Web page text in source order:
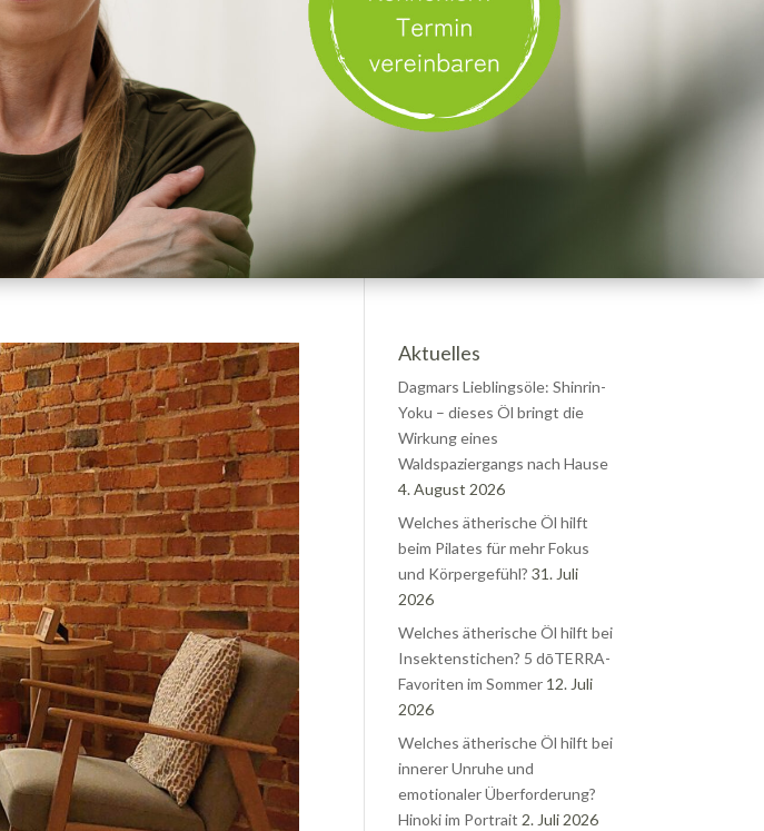
Aktuelles
Dagmars Lieblingsöle: Shinrin-
Yoku – dieses Öl bringt die
Wirkung eines
Waldspaziergangs nach Hause
4. August 2026
Welches ätherische Öl hilft
beim Pilates für mehr Fokus
und Körpergefühl? 31. Juli
2026
Welches ätherische Öl hilft bei
Insektenstichen? 5 dōTERRA-
Favoriten im Sommer 12. Juli
2026
Welches ätherische Öl hilft bei
innerer Unruhe und
emotionaler Überforderung?
Hinoki im Portrait 2. Juli 2026